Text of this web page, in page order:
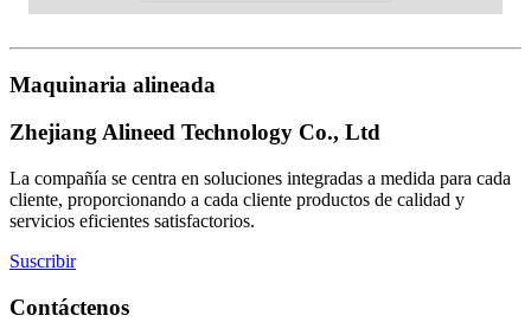
Maquinaria alineada
Zhejiang Alineed Technology Co., Ltd
La compañía se centra en soluciones integradas a medida para cada
cliente, proporcionando a cada cliente productos de calidad y
servicios eficientes satisfactorios.
Suscribir
Contáctenos